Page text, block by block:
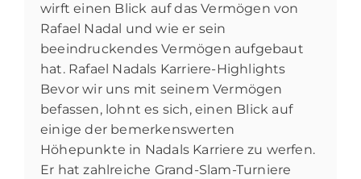
wirft einen Blick auf das Vermögen von
Rafael Nadal und wie er sein
beeindruckendes Vermögen aufgebaut
hat. Rafael Nadals Karriere-Highlights
Bevor wir uns mit seinem Vermögen
befassen, lohnt es sich, einen Blick auf
einige der bemerkenswerten
Höhepunkte in Nadals Karriere zu werfen.
Er hat zahlreiche Grand-Slam-Turniere